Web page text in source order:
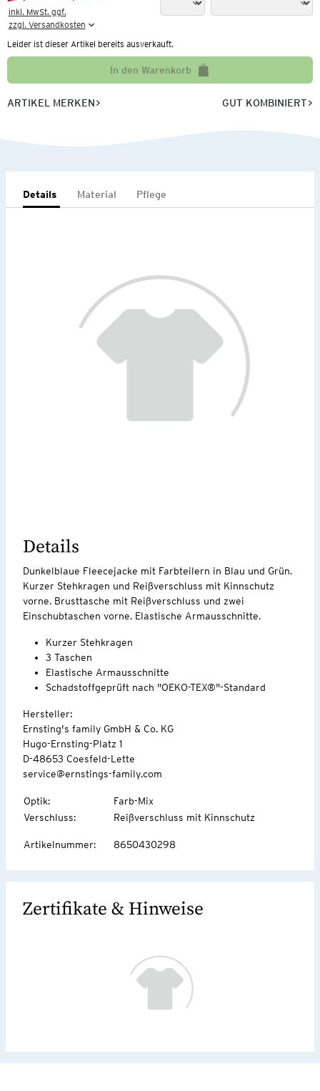
inkl. MwSt. ggf.
zzgl. Versandkosten
Leider ist dieser Artikel bereits ausverkauft.
In den Warenkorb
ARTIKEL MERKEN GUT KOMBINIERT
Details Material Pflege
Details
Dunkelblaue Fleecejacke mit Farbteilern in Blau und Grün.
Kurzer Stehkragen und Reißverschluss mit Kinnschutz
vorne. Brusttasche mit Reißverschluss und zwei
Einschubtaschen vorne. Elastische Armausschnitte.
Kurzer Stehkragen
3 Taschen
Elastische Armausschnitte
Schadstoffgeprüft nach "OEKO-TEX®"-Standard
Hersteller:
Ernsting's family GmbH & Co. KG
Hugo-Ernsting-Platz 1
D-48653 Coesfeld-Lette
service@ernstings-family.com
Optik:
Farb-Mix
Verschluss: Reißverschluss mit Kinnschutz
Artikelnummer: 8650430298
Zertifikate & Hinweise